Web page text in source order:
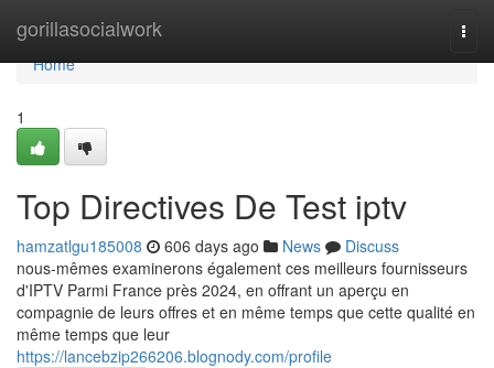
gorillasocialwork
Home
Home
1
Top Directives De Test iptv
hamzatlgu185008 606 days ago News
Discuss
nous-mêmes examinerons également ces meilleurs fournisseurs
d'IPTV Parmi France près 2024, en offrant un aperçu en
compagnie de leurs offres et en même temps que cette qualité en
même temps que leur
https://lancebzip266206.blognody.com/profile